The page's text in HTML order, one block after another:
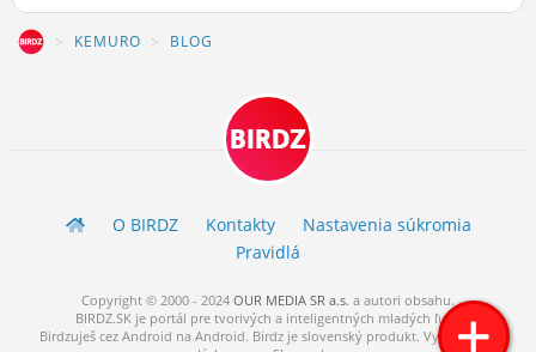
KEMURO BLOG
BIRDZ
O BIRDZ Kontakty
Nastavenia súkromia
Pravidlá
Copyright © 2000 - 2024 OUR MEDIA SR a.s. a autori obsahu.
BIRDZ.SK je portál pre tvorivých a inteligentných mladých ľudí.
Birdzuješ cez Android na Android. Birdz je slovenský produkt. Vytvorené s